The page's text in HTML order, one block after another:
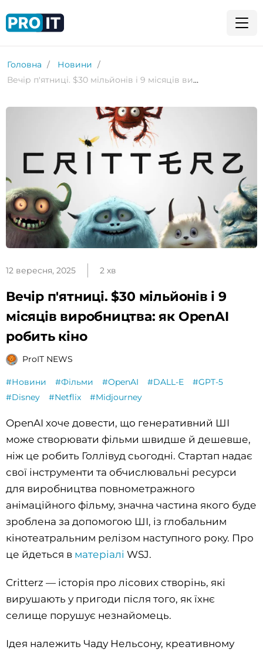
Головна
Новини
Вечір п'ятниці. $30 мільйонів і 9 місяців виробництва: як OpenAI робить кіно
12 вересня, 2025 2 хв
Вечір п'ятниці. $30 мільйонів і 9
місяців виробництва: як OpenAI
робить кіно
ProIT NEWS
#Новини #Фільми #OpenAI #DALL-E
#GPT-5
#Disney
#Netflix #Midjourney
OpenAI хоче довести, що генеративний ШІ
може створювати фільми швидше й дешевше,
ніж це робить Голлівуд сьогодні. Стартап надає
свої інструменти та обчислювальні ресурси
для виробництва повнометражного
анімаційного фільму, значна частина якого буде
зроблена за допомогою ШІ, із глобальним
кінотеатральним релізом наступного року. Про
це йдеться в матеріалі WSJ.
Critterz — історія про лісових створінь, які
вирушають у пригоди після того, як їхнє
селище порушує незнайомець.
Ідея належить Чаду Нельсону, креативному